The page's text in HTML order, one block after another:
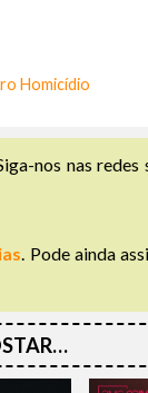
Homicídio
nos nas redes
. Pode ainda